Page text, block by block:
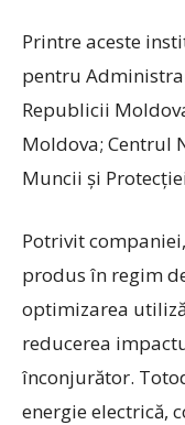
Printre aceste
pentru
Republicii
Moldova; Centrul
Muncii și
Potrivit
produs în regim
optimizarea
reducerea
înconjurător.
energie electrică,